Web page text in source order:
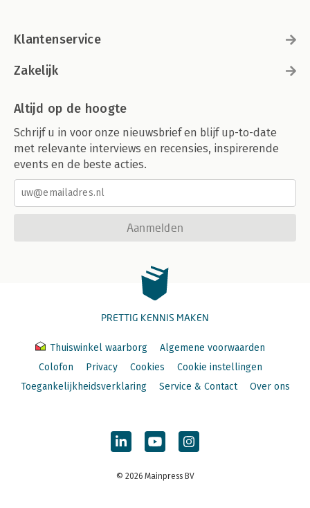
Klantenservice
Zakelijk
Altijd op de hoogte
Schrijf u in voor onze nieuwsbrief en blijf up-to-date
met relevante interviews en recensies, inspirerende
events en de beste acties.
Aanmelden
PRETTIG KENNIS MAKEN
Thuiswinkel waarborg
Algemene voorwaarden
Colofon
Privacy Cookies
Cookie instellingen
Toegankelijkheidsverklaring
Service & Contact Over ons
© 2026 Mainpress BV